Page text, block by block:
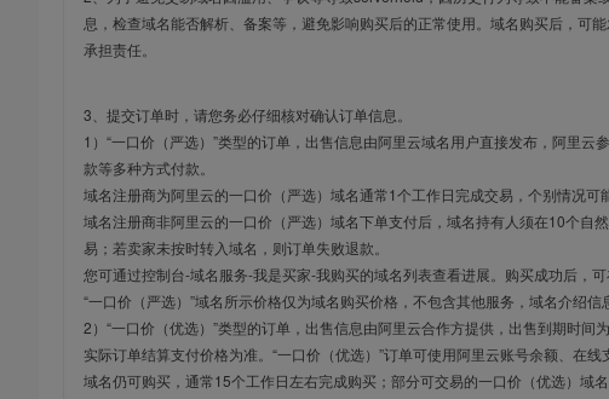
息，检查域名能否解析、备案等，避免影响购买后的正常使用。域名购买后，可
承担责任。
3、提交订单时，请您务必仔细核对确认订单信息。
1）“一口价（严选）”类型的订单，出售信息由阿里云域名用户直接发布，阿里
款等多种方式付款。
域名注册商为阿里云的一口价（严选）域名通常1个工作日完成交易，个别情况可
域名注册商非阿里云的一口价（严选）域名下单支付后，域名持有人须在10个
易；若卖家未按时转入域名，则订单失败退款。
您可通过控制台-域名服务-我是买家-我购买的域名列表查看进展。购买成功后，可
“一口价（严选）”域名所示价格仅为域名购买价格，不包含其他服务，域名介绍信
2）“一口价（优选）”类型的订单，出售信息由阿里云合作方提供，出售到期时
实际订单结算支付价格为准。“一口价（优选）”订单可使用阿里云账号余额、在
域名仍可购买，通常15个工作日左右完成购买；部分可交易的一口价（优选）